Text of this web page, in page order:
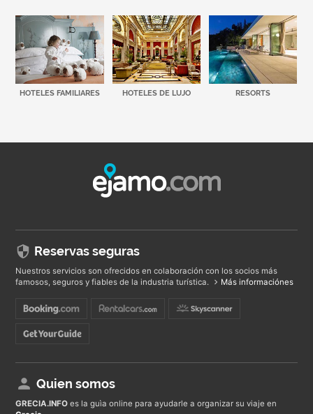
HOTELES FAMILIARES HOTELES DE LUJO RESORTS
Reservas seguras
Nuestros servicios son ofrecidos en colaboración con los socios más
famosos, seguros y fiables de la industria turística.
Más informaciónes
Quien somos
GRECIA.INFO es la guìa online para ayudarle a organizar su viaje en